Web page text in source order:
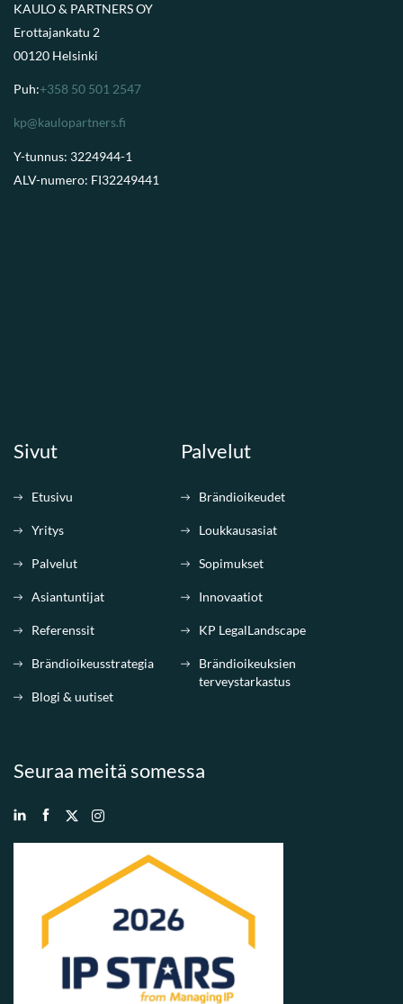
KAULO & PARTNERS OY
Erottajankatu 2
00120 Helsinki
Puh:+358 50 501 2547
kp@kaulopartners.fi
Y-tunnus: 3224944-1
ALV-numero: FI32249441
Sivut
Etusivu
Yritys
Palvelut
Asiantuntijat
Referenssit
Brändioikeusstrategia
Blogi & uutiset
Palvelut
Brändioikeudet
Loukkausasiat
Sopimukset
Innovaatiot
KP LegalLandscape
Brändioikeuksien
terveystarkastus
Seuraa meitä somessa